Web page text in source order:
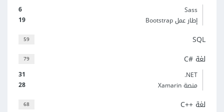
6
Sass
19
إطار عمل Bootstrap
59 SQL
79 لغة C#‎
31
‎.NET
28
منصة Xamarin
68 لغة C++‎